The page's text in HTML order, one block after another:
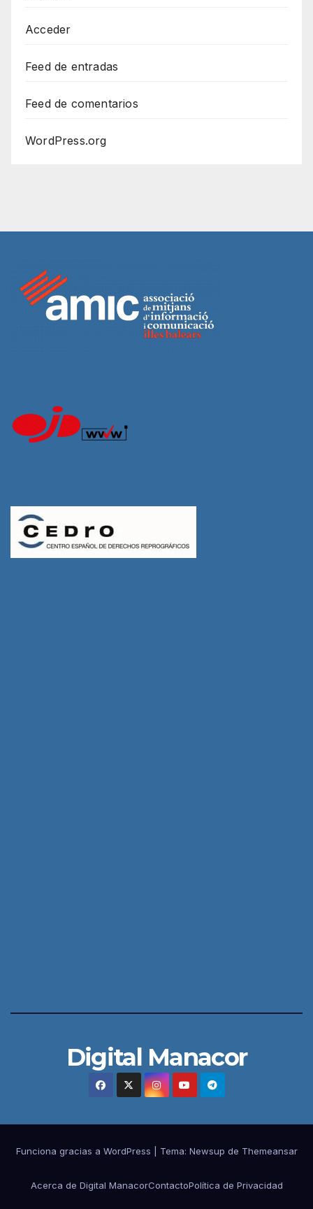
Acceder
Feed de entradas
Feed de comentarios
WordPress.org
Digital Manacor
Funciona gracias a WordPress Tema: Newsup de Themeansar
Acerca de Digital ManacorContactoPolítica de Privacidad